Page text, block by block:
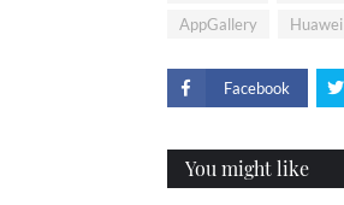
AppGallery
Huawei
Facebook
You might like